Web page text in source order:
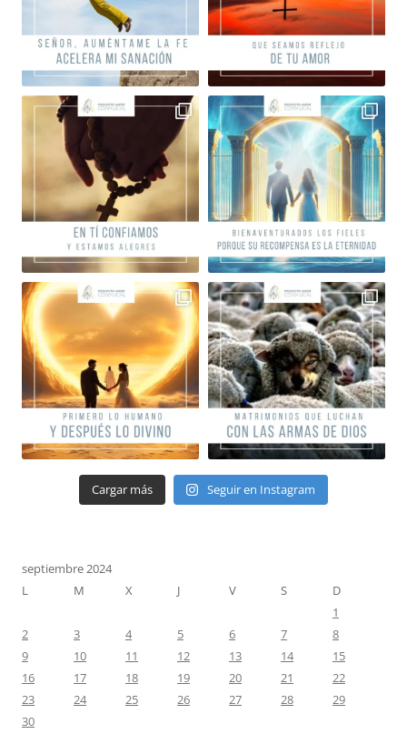
Cargar más Seguir en Instagram
septiembre 2024
L
M X J V S
D
1
2
3 4 5 6 7
8
9
10 11 12 13 14
15
16
17 18 19 20 21
22
23
24 25 26 27 28
29
30